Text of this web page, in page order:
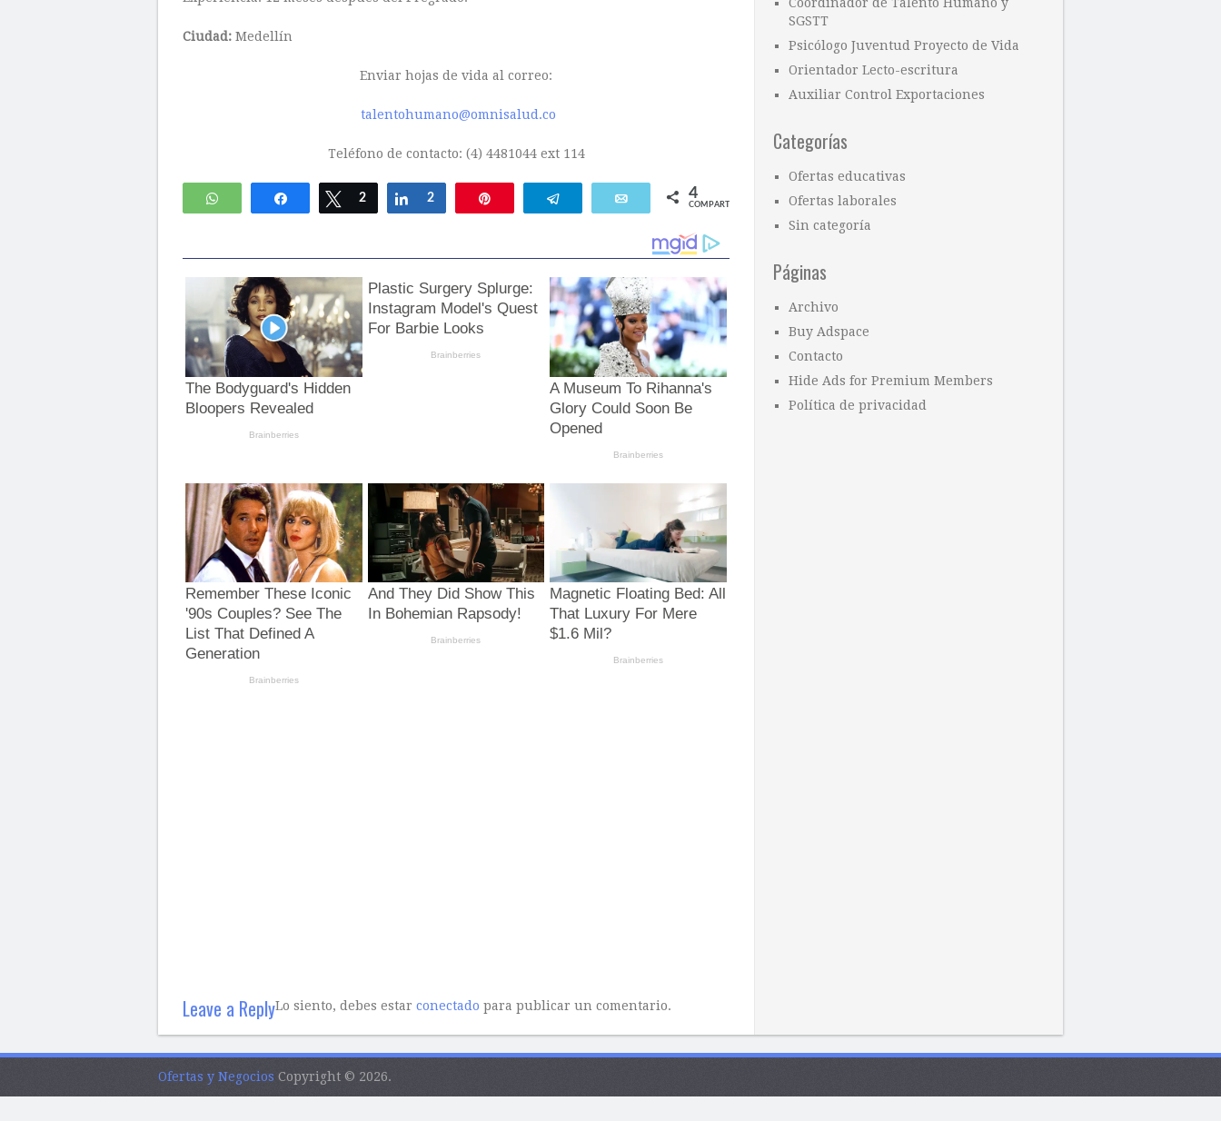
Ciudad: Medellín
Enviar hojas de vida al correo:
talentohumano@omnisalud.co
Teléfono de contacto: (4) 4481044 ext 114
WhatsApp Compartir Twittear
2 Compartir
2 Telegram Email 4
COMPARTIR
Leave a ReplyLo siento, debes estar conectado para publicar un comentario.
SGSTT
Psicólogo Juventud Proyecto de Vida
Orientador Lecto-escritura
Auxiliar Control Exportaciones
Categorías
Ofertas educativas
Ofertas laborales
Sin categoría
Páginas
Archivo
Buy Adspace
Contacto
Hide Ads for Premium Members
Política de privacidad
Ofertas y Negocios Copyright © 2026.